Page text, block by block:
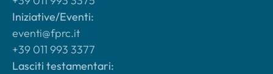
Iniziative/Eventi:
eventi@fprc.it
+39 011 993 3377
Lasciti testamentari: